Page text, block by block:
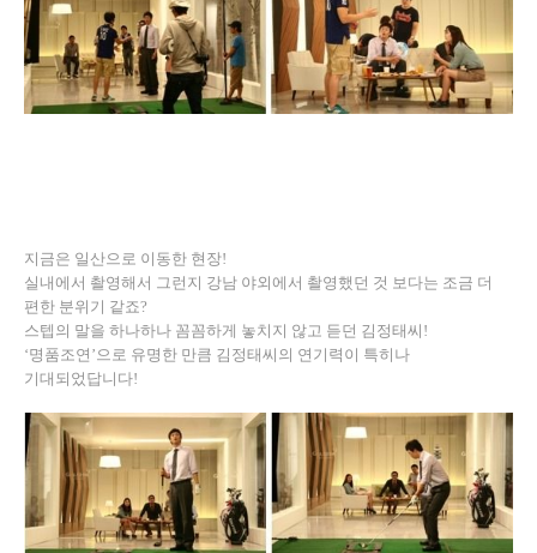
지금은 일산으로 이동한 현장!
실내에서 촬영해서 그런지 강남 야외에서 촬영했던 것 보다는 조금 더
편한 분위기 같죠?
스텝의 말을 하나하나 꼼꼼하게 놓치지 않고 듣던 김정태씨!
‘명품조연’으로 유명한 만큼 김정태씨의 연기력이 특히나
기대되었답니다!